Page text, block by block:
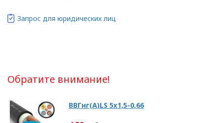
Запрос для юридических лиц
Обратите внимание!
ВВГнг(А)LS 5х1,5-0,66
1.1. Настоящая политика в
(далее – Политика)
цели, принципы, способы,
условия обработки